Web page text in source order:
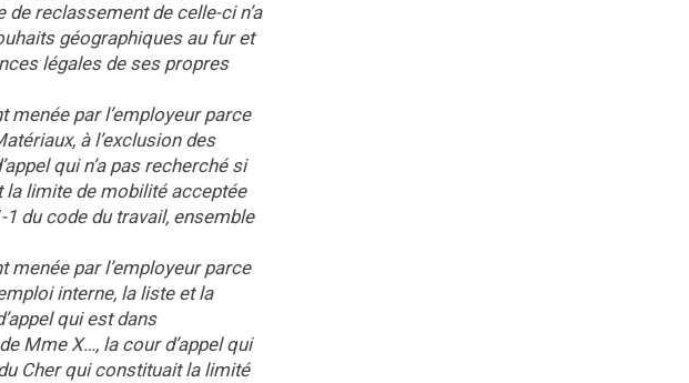
reclassement de celle-ci n’a
géographiques au fur et
légales de ses propres
menée par l’employeur parce
à l’exclusion des
qui n’a pas recherché si
limite de mobilité acceptée
du code du travail, ensemble
menée par l’employeur parce
interne, la liste et la
qui est dans
Mme X…, la cour d’appel qui
Cher qui constituait la limité